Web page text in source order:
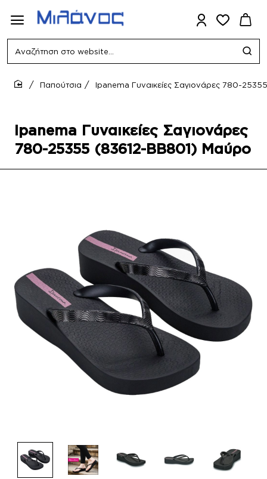
Αναζήτηση
website...
Ipanema Γυναικείες Σαγιονάρες
780-25355 (83612-BB801) Μαύρο
Παπούτσια Ipanema Γυναικείες Σαγιονάρες 780-